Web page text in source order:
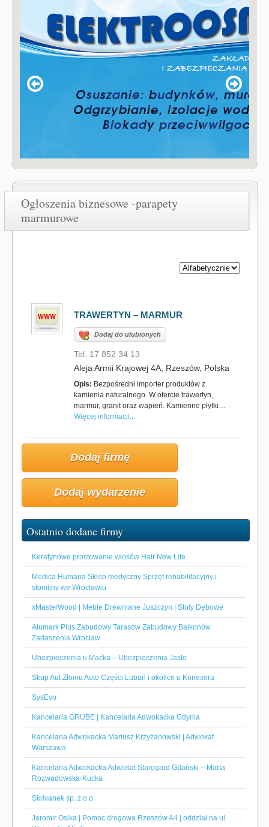
Ogłoszenia biznesowe -parapety
marmurowe
TRAWERTYN – MARMUR
Dodaj do ulubionych
Tel. 17 852 34 13
Aleja Armii Krajowej 4A, Rzeszów, Polska
Opis: Bezpośredni importer produktów z
kamienia naturalnego. W ofercie trawertyn,
marmur, granit oraz wapień. Kamienne płytki…
Więcej informacji...
Dodaj firmę
Dodaj wydarzenie
Ostatnio dodane firmy
Keratynowe prostowanie włosów Hair New Life
Medica Humana Sklep medyczny Sprzęt rehabilitacyjny i
stomijny we Wrocławiu
xMasterWood | Meble Drewniane Juszczyn | Stoły Dębowe
Alumark Plus Zabudowy Tarasów Zabudowy Balkonów
Zadaszenia Wrocław
Ubezpieczenia u Maćka – Ubezpieczenia Jasło
Skup Aut Złomu Auto Części Lubań i okolice u Konesera
SysEvo
Kancelaria GRUBE | Kancelaria Adwokacka Gdynia
Kancelaria Adwokacka Mariusz Krzyżanowski | Adwokat
Warszawa
Kancelaria Adwokacka Adwokat Starogard Gdański – Marta
Rozwadowska-Kucka
Skrivanek sp. z o.o.
Jaromir Osika | Pomoc drogowa Rzeszów A4 | oddział na ul.